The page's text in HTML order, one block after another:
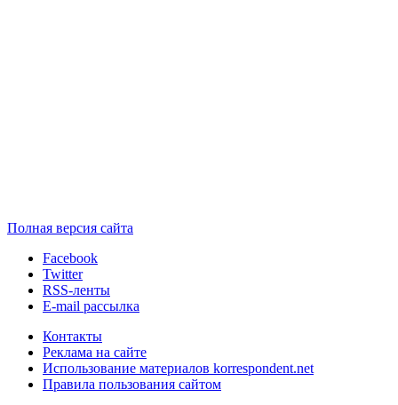
Полная версия сайта
Facebook
Twitter
RSS-ленты
E-mail рассылка
Контакты
Реклама на сайте
Использование материалов korrespondent.net
Правила пользования сайтом